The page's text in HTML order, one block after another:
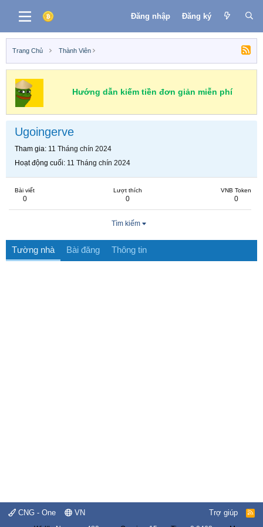
Đăng nhập Đăng ký
Trang Chủ Thành Viên
Hướng dẫn kiếm tiền đơn giản miễn phí
Ugoingerve
Tham gia 11 Tháng chín 2024
Hoạt động cuối 11 Tháng chín 2024
Bài viết
0
Lượt thích
0
VNB Token
0
Tìm kiếm
Tường nhà Bài đăng Thông tin
CNG - One VN Trợ giúp
R